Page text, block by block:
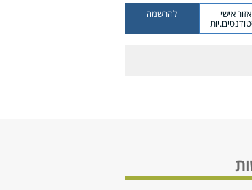
אזור אישי להרשמה